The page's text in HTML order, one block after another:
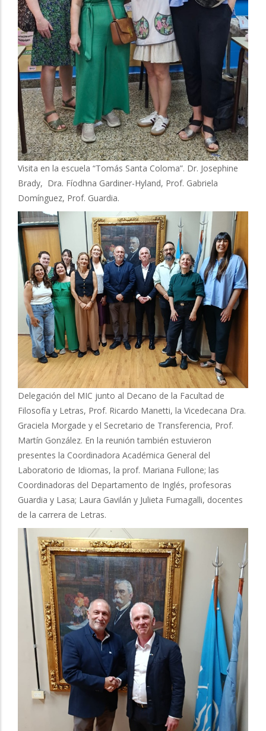
Visita en la escuela “Tomás Santa Coloma”. Dr. Josephine
Brady, Dra. Fíodhna Gardiner-Hyland, Prof. Gabriela
Domínguez, Prof. Guardia.
Delegación del MIC junto al Decano de la Facultad de
Filosofía y Letras, Prof. Ricardo Manetti, la Vicedecana Dra.
Graciela Morgade y el Secretario de Transferencia, Prof.
Martín González. En la reunión también estuvieron
presentes la Coordinadora Académica General del
Laboratorio de Idiomas, la prof. Mariana Fullone; las
Coordinadoras del Departamento de Inglés, profesoras
Guardia y Lasa; Laura Gavilán y Julieta Fumagalli, docentes
de la carrera de Letras.